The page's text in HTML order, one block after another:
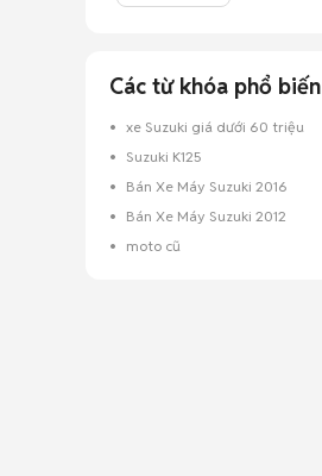
Các từ khóa phổ biến
xe Suzuki giá dưới 60 triệu
Suzuki K125
Bán Xe Máy Suzuki 2016
Bán Xe Máy Suzuki 2012
moto cũ